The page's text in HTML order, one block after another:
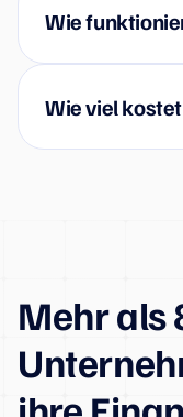
Wie
Wie viel
Mehr als